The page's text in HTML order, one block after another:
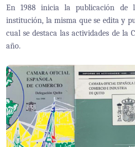
En 1988 inicia la publicación de
institución, la misma que se edita y
cual se destaca las actividades de la
año.